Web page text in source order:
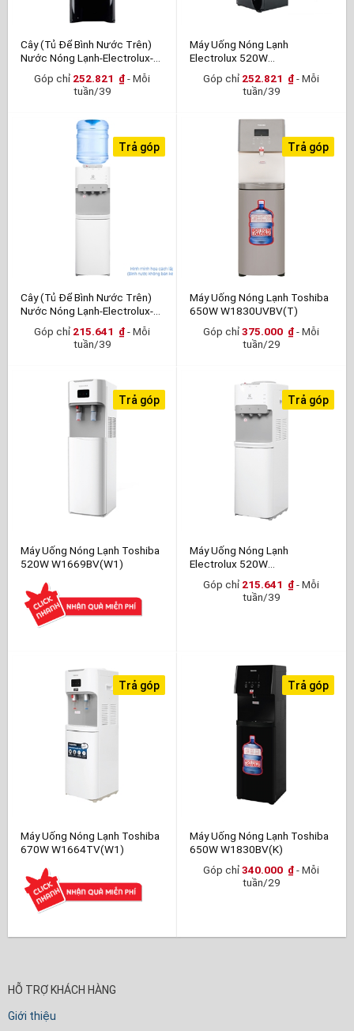
Cây (Tủ Để Bình Nước Trên)
Nước Nóng Lạnh-Electrolux-
EQAXF01BXBV
Góp chỉ 252.821 ₫ - Mỗi
tuần/39
Máy Uống Nóng Lạnh
Electrolux 520W
EQAX01BXBV
Góp chỉ 252.821 ₫ - Mỗi
tuần/39
Trả góp
Cây (Tủ Để Bình Nước Trên)
Nước Nóng Lạnh-Electrolux-
EQALF01TXWV
Góp chỉ 215.641 ₫ - Mỗi
tuần/39
Trả góp
Máy Uống Nóng Lạnh Toshiba
650W W1830UVBV(T)
Góp chỉ375.000 ₫ - Mỗi
tuần/29
Trả góp
Máy Uống Nóng Lạnh Toshiba
520W W1669BV(W1)
Trả góp
Máy Uống Nóng Lạnh
Electrolux 520W
EQALF01TXWV
Góp chỉ 215.641 ₫ - Mỗi
tuần/39
Trả góp
Máy Uống Nóng Lạnh Toshiba
670W W1664TV(W1)
Trả góp
Máy Uống Nóng Lạnh Toshiba
650W W1830BV(K)
Góp chỉ340.000 ₫ - Mỗi
tuần/29
HỖ TRỢ KHÁCH HÀNG
Giới thiệu